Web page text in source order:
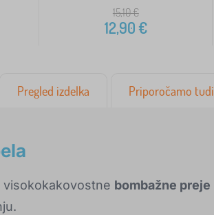
15,10€
12,90€
Pregled izdelka Priporočamo tudi
visokokakovostne bombažne preje